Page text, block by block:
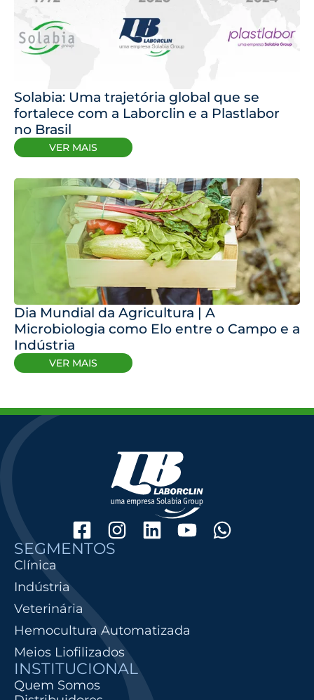
Solabia: Uma trajetória global que se
fortalece com a Laborclin e a Plastlabor
no Brasil
VER MAIS
Dia Mundial da Agricultura | A
Microbiologia como Elo entre o Campo e a
Indústria
VER MAIS
SEGMENTOS
Clínica
Indústria
Veterinária
Hemocultura Automatizada
Meios Liofilizados
INSTITUCIONAL
Quem Somos